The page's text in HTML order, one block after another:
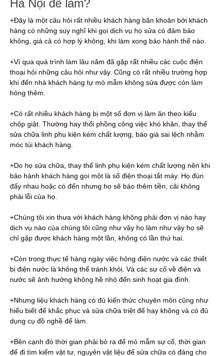
Hà Nội để làm?
+Đây là một câu hỏi rất nhiều khách hàng băn khoăn bởi khách
hàng có những suy nghĩ khi gọi dịch vụ họ sửa có đảm bảo
không, giá cả có hợp lý không, khi làm xong bảo hành thế nào.
+Vì qua quá trình làm lâu năm đã gặp rất nhiều các cuộc điện
thoại hỏi những câu hỏi như vậy. Cũng có rất nhiều trường hợp
khi đến nhà khách hàng tự mò mẫm không sửa được còn làm
hỏng thêm.
+Có rất nhiều khách hàng bị một số đơn vị làm ăn theo kiểu
chộp giật. Thường hay thổi phồng công việc khó khăn, thay thế
sửa chữa linh phụ kiện kém chất lượng, báo giá sai lệch nhằm
móc túi khách hàng.
+Do họ sửa chữa, thay thế linh phụ kiện kém chất lượng nên khi
bảo hành khách hàng gọi một là số điện thoại tắt máy. Họ đùn
đẩy nhau hoặc có đến nhưng họ sẽ báo thêm tiền, cãi không
phải lỗi của họ.
+Chúng tôi xin thưa với khách hàng không phải đơn vị nào hay
dịch vụ nào của chúng tôi cũng như vậy họ làm như vậy họ sẽ
chỉ gặp được khách hàng một lần, không có lần thứ hai.
+Còn trong thực tế hàng ngày việc hỏng điện nước và các thiết
bị điện nước là không thể tránh khỏi. Và các sự cố về điện và
nước sẽ ảnh hưởng không hề nhỏ đến sinh hoạt gia đình.
+Nhưng liệu khách hàng có đủ kiến thức chuyên môn cũng như
hiểu biết để khắc phục và sửa chữa triệt để hay không và có đủ
dụng cụ đồ nghề để làm.
+Bên cạnh đó thời gian phải bỏ ra để mò mẫm sự cố, thời gian
để đi tìm kiếm vật tư, nguyên vật liệu để sửa chữa có đáng cho